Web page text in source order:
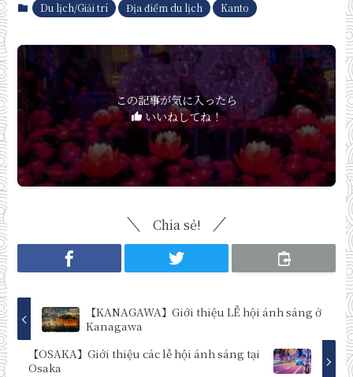
Du lịch/Giải trí Địa điểm du lịch Kanto
この記事が気に入ったら
いいねしてね！
Chia sẻ!
【KANAGAWA】Giới thiệu LỄ hội ánh sáng ở
Kanagawa
【OSAKA】Giới thiệu các lễ hội ánh sáng tại
Osaka